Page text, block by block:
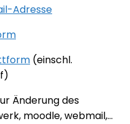
Adresse
(einschl.
Änderung des
moodle, webmail,…